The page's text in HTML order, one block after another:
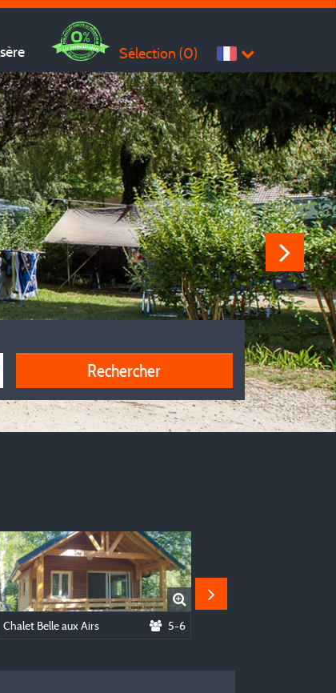
Sélection (0)
Rechercher
Chalet Belle aux Airs 5-6